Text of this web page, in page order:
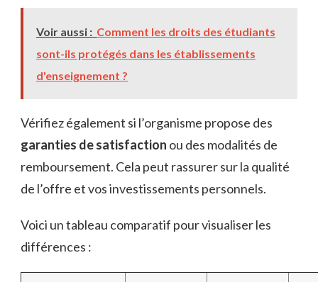
Voir aussi : Comment les droits des étudiants
sont-ils protégés dans les établissements
d'enseignement ?
Vérifiez également si l’organisme propose des
garanties de satisfaction ou des modalités de
remboursement. Cela peut rassurer sur la qualité
de l’offre et vos investissements personnels.
Voici un tableau comparatif pour visualiser les
différences :